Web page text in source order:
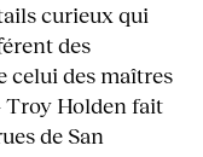
curieux qui
des
celui des maîtres
Troy Holden fait
de San